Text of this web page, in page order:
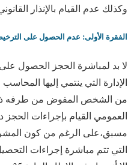
وكذلك عدم القيام بالإنذار
الفقرة الأولى: عدم الحصول على
لا بد لمباشرة الحجز الحصول
الإدارة التي ينتمي إليها
من الشخص المفوض من طرفه
العمومي القيام بإجراءات
مسبق،على الرغم من كون
التي تتم مباشرة إجراءات